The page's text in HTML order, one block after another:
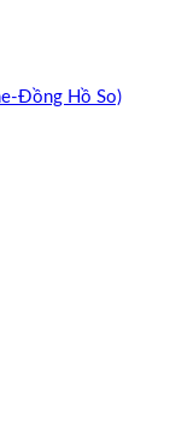
Đồng Hồ So)